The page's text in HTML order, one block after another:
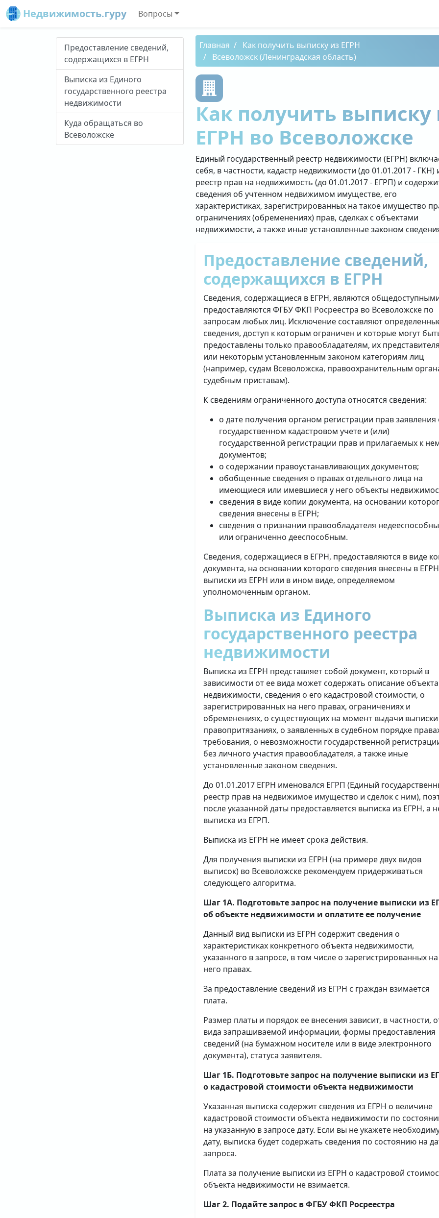
Недвижимость.гуру Вопросы
Предоставление сведений,
содержащихся в ЕГРН
Выписка из Единого
государственного реестра
недвижимости
Куда обращаться во
Всеволожске
Главная
Как получить выписку из ЕГРН
Всеволожск (Ленинградская область)
Как получить выписку
ЕГРН во Всеволожске
Единый государственный реестр недвижимости (ЕГРН)
себя, в частности, кадастр недвижимости (до 01.01.2017 - ГКН)
реестр прав на недвижимость (до 01.01.2017 - ЕГРП) и
сведения об учтенном недвижимом имуществе, его
характеристиках, зарегистрированных на такое имущество
ограничениях (обременениях) прав, сделках с объектами
недвижимости, а также иные установленные законом
Предоставление сведений,
содержащихся в ЕГРН
Сведения, содержащиеся в ЕГРН, являются
предоставляются ФГБУ ФКП Росреестра во Всеволожске по
запросам любых лиц. Исключение составляют
сведения, доступ к которым ограничен и которые могут
предоставлены только правообладателям, их
или некоторым установленным законом категориям лиц
(например, судам Всеволожска, правоохранительным
судебным приставам).
К сведениям ограниченного доступа относятся сведения:
о дате получения органом регистрации прав заявления
государственном кадастровом учете и (или)
государственной регистрации прав и прилагаемых к
документов;
о содержании правоустанавливающих документов;
обобщенные сведения о правах отдельного лица на
имеющиеся или имевшиеся у него объекты
сведения в виде копии документа, на основании
сведения внесены в ЕГРН;
сведения о признании правообладателя
или ограниченно дееспособным.
Сведения, содержащиеся в ЕГРН, предоставляются в виде
документа, на основании которого сведения внесены в
выписки из ЕГРН или в ином виде, определяемом
уполномоченным органом.
Выписка из Единого
государственного реестра
недвижимости
Выписка из ЕГРН представляет собой документ, который в
зависимости от ее вида может содержать описание объекта
недвижимости, сведения о его кадастровой стоимости, о
зарегистрированных на него правах, ограничениях и
обременениях, о существующих на момент выдачи выписки
правопритязаниях, о заявленных в судебном порядке
требования, о невозможности государственной
без личного участия правообладателя, а также иные
установленные законом сведения.
До 01.01.2017 ЕГРН именовался ЕГРП (Единый
реестр прав на недвижимое имущество и сделок с ним),
после указанной даты предоставляется выписка из ЕГРН, а
выписка из ЕГРП.
Выписка из ЕГРН не имеет срока действия.
Для получения выписки из ЕГРН (на примере двух видов
выписок) во Всеволожске рекомендуем придерживаться
следующего алгоритма.
Шаг 1А. Подготовьте запрос на получение выписки из
об объекте недвижимости и оплатите ее получение
Данный вид выписки из ЕГРН содержит сведения о
характеристиках конкретного объекта недвижимости,
указанного в запросе, в том числе о зарегистрированных на
него правах.
За предоставление сведений из ЕГРН с граждан взимается
плата.
Размер платы и порядок ее внесения зависит, в частности,
вида запрашиваемой информации, формы предоставления
сведений (на бумажном носителе или в виде электронного
документа), статуса заявителя.
Шаг 1Б. Подготовьте запрос на получение выписки из
о кадастровой стоимости объекта недвижимости
Указанная выписка содержит сведения из ЕГРН о величине
кадастровой стоимости объекта недвижимости по
на указанную в запросе дату. Если вы не укажете
дату, выписка будет содержать сведения по состоянию на
запроса.
Плата за получение выписки из ЕГРН о кадастровой
объекта недвижимости не взимается.
Шаг 2. Подайте запрос в ФГБУ ФКП Росреестра